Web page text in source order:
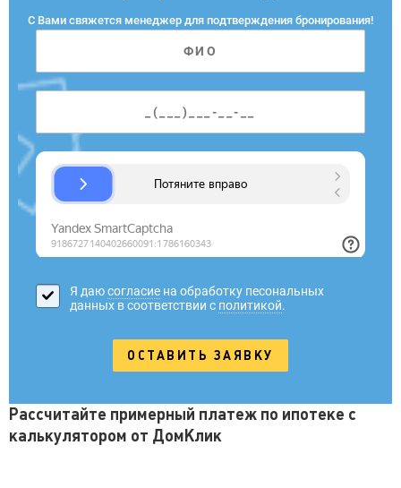
С Вами свяжется менеджер для подтверждения бронирования!
Я даюсогласие на обработку песональных
данных в соответствии с политикой.
Рассчитайте примерный платеж по ипотеке с
калькулятором от ДомКлик